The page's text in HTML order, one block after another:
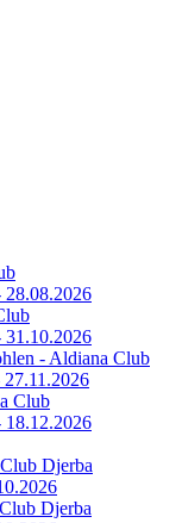
28.08.2026
31.10.2026
- Aldiana Club
Club
18.12.2026
Djerba
Djerba